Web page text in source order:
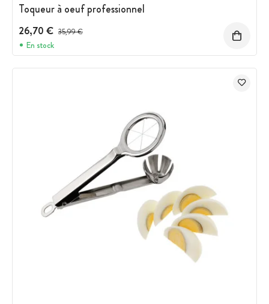
Toqueur à oeuf professionnel
26,70 € Prix avant réduction :
35,99 €
En stock